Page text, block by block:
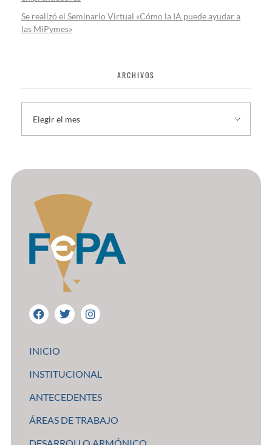
Se realizó el Seminario Virtual «Cómo la IA puede ayudar a
las MiPymes»
ARCHIVOS
INICIO
INSTITUCIONAL
ANTECEDENTES
ÁREAS DE TRABAJO